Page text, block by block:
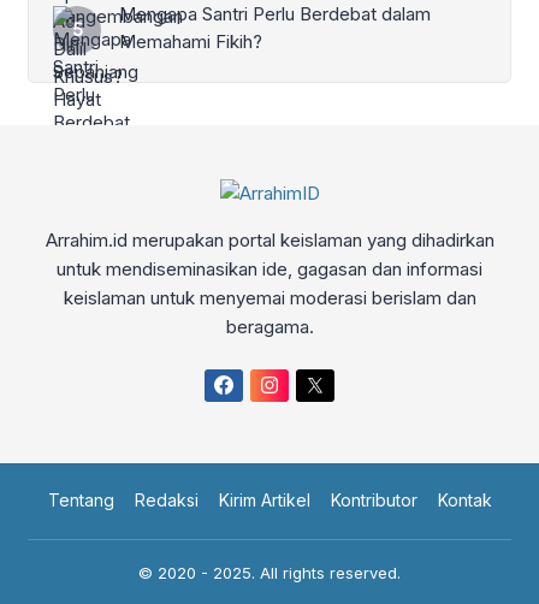
Mengapa Santri Perlu Berdebat dalam
Memahami Fikih?
Arrahim.id merupakan portal keislaman yang dihadirkan
untuk mendiseminasikan ide, gagasan dan informasi
keislaman untuk menyemai moderasi berislam dan
beragama.
Tentang Redaksi Kirim Artikel Kontributor Kontak
© 2020 - 2025. All rights reserved.